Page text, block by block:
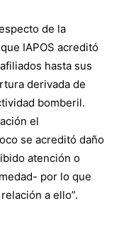
de la
IAPOS acreditó
hasta sus
derivada de
bomberil.
el
se acreditó daño
atención o
por lo que
a ello”.